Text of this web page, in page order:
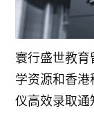
寰行盛世教育
学资源和香港
仪高效录取通